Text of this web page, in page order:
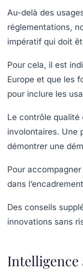
Au-delà des
réglementations,
impératif qui doit
Pour cela, il est
Europe et que les
pour inclure les
Le contrôle qualité
involontaires. Une
démontrer une
Pour
dans
Des conseils
innovations sans
Intelligence